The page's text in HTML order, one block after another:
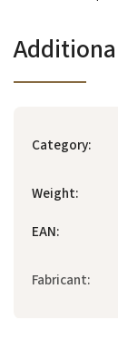
Category:
Weight:
EAN:
Fabricant: